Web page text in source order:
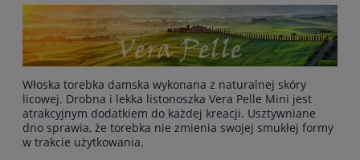
Włoska torebka damska wykonana z naturalnej skóry
licowej. Drobna i lekka listonoszka Vera Pelle Mini jest
atrakcyjnym dodatkiem do każdej kreacji. Usztywniane
dno sprawia, że torebka nie zmienia swojej smukłej formy
w trakcie użytkowania.